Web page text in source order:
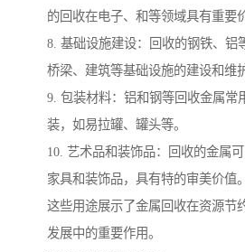
的回收在电子、和等领域具有重要
8. 基础设施建设：回收的钢铁、铝
桥梁、建筑等基础设施的建设和维
9. 包装材料：铝和钢等回收金属常
装，如易拉罐、罐头等。
10. 艺术品和装饰品：回收的金属
家具和装饰品，具有特的审美价值。
这些用途展示了金属回收在资源节
发展中的重要作用。